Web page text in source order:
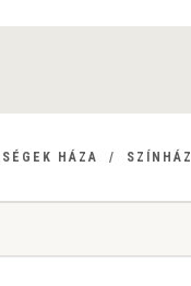
HÁZA SZÍNHÁZ